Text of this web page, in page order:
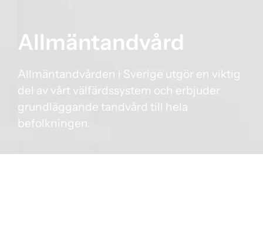
Allmäntandvård
Allmäntandvården i Sverige utgör en viktig
del av vårt välfärdssystem och erbjuder
grundläggande tandvård till hela
befolkningen.